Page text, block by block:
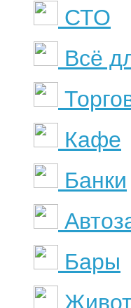
СТО
Всё
Кафе
Банки
Бары